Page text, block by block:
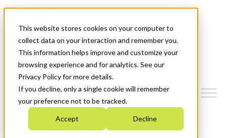
This website stores cookies on your computer to
collect data on your interaction and remember you.
This information helps improve and customize your
browsing experience and for analytics. See our
Privacy Policy for more details.
If you decline, only a single cookie will remember
your preference not to be tracked.
Accept Decline
News & Events
Get Started
Menu
Who We Are
Strategic Plan 2026-2030